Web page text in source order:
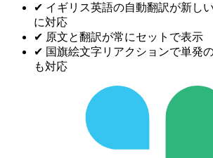
✔ イギリス英語の自動翻訳が新し
に対応
✔ 原文と翻訳が常にセットで表示
✔ 国旗絵文字リアクションで単発
も対応